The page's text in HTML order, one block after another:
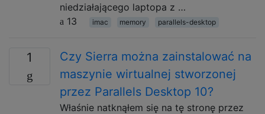
niedziałającego laptopa z …
13
imac memory parallels-desktop
1
Czy Sierra można zainstalować na
maszynie wirtualnej stworzonej
przez Parallels Desktop 10?
Właśnie natknąłem się na tę stronę przez